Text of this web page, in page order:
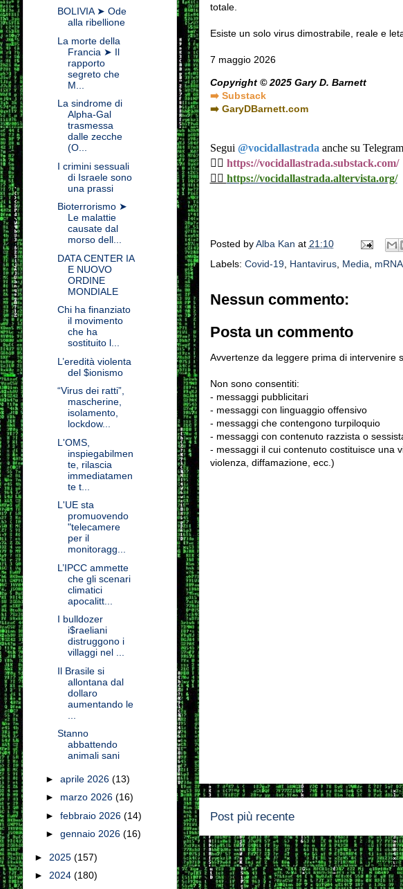
totale.
Esiste un solo virus dimostrabile, reale e
7 maggio 2026
Copyright © 2025 Gary D. Barnett
➡️ Substack
➡️ GaryDBarnett.com
Segui @vocidallastrada anche su Telegram
👉🏼 https://vocidallastrada.substack.com/
👉🏼 https://vocidallastrada.altervista.org/
Posted byAlba Kan at 21:10
Labels: Covid-19, Hantavirus, Media mRNA,
Nessun commento:
Posta un commento
Avvertenze da leggere prima di intervenire
Non sono consentiti:
- messaggi pubblicitari
- messaggi con linguaggio offensivo
- messaggi che contengono turpiloquio
- messaggi con contenuto razzista o
- messaggi il cui contenuto costituisce una
violenza, diffamazione, ecc.)
Post più recente
Iscriviti
BOLIVIA ➤ Ode
alla ribellione
La morte della
Francia ➤ Il
rapporto
segreto che
M...
La sindrome di
Alpha-Gal
trasmessa
dalle zecche
(O...
I crimini sessuali
di Israele sono
una prassi
Bioterrorismo ➤
Le malattie
causate dal
morso dell...
DATA CENTER IA
E NUOVO
ORDINE
MONDIALE
Chi ha finanziato
il movimento
che ha
sostituito l...
L’eredità violenta
del $ionismo
“Virus dei ratti”,
mascherine,
isolamento,
lockdow...
L'OMS,
inspiegabilmen
te, rilascia
immediatamen
te t...
L'UE sta
promuovendo
"telecamere
per il
monitoragg...
L’IPCC ammette
che gli scenari
climatici
apocalitt...
I bulldozer
i$raeliani
distruggono i
villaggi nel ...
Il Brasile si
allontana dal
dollaro
aumentando le
Stanno
abbattendo
animali sani
►aprile 2026(13)
► marzo 2026(16)
►febbraio 2026(14)
►gennaio 2026(16)
► 2025 (157)
► 2024 (180)